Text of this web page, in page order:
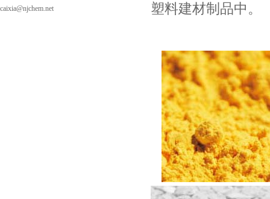
caixia@njchem.net
塑料建材制品中。